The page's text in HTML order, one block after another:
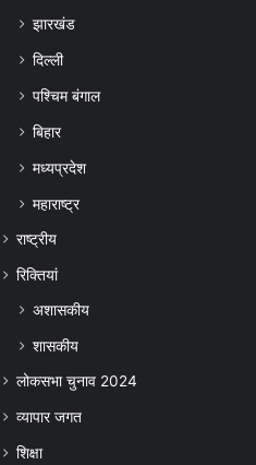
झारखंड
दिल्ली
पश्चिम बंगाल
बिहार
मध्यप्रदेश
महाराष्ट्र
राष्ट्रीय
रिक्तियां
अशासकीय
शासकीय
लोकसभा चुनाव 2024
व्यापार जगत
शिक्षा